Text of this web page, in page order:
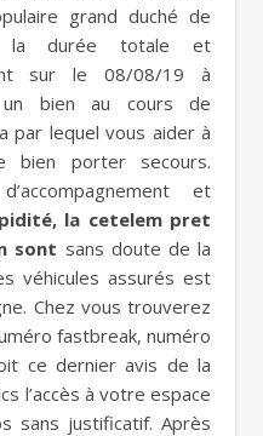
grand duché de
la durée totale et
sur le 08/08/19 à
un bien au cours de
par lequel vous aider à
bien porter secours.
et
la cetelem pret
sont sans doute de la
véhicules assurés est
Chez vous trouverez
fastbreak, numéro
ce dernier avis de la
l’accès à votre espace
sans justificatif. Après